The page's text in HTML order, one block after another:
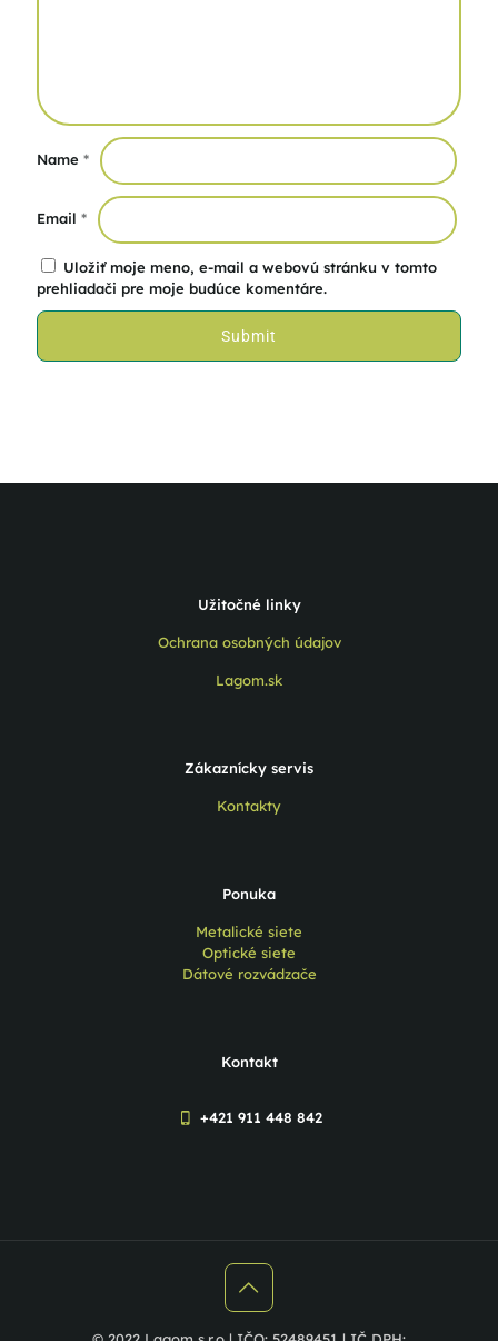
Name *
Email *
Uložiť moje meno, e-mail a webovú stránku v tomto
prehliadači pre moje budúce komentáre.
Užitočné linky
Ochrana osobných údajov
Lagom.sk
Zákaznícky servis
Kontakty
Ponuka
Metalické siete
Optické siete
Dátové rozvádzače
Kontakt
+421 911 448 842